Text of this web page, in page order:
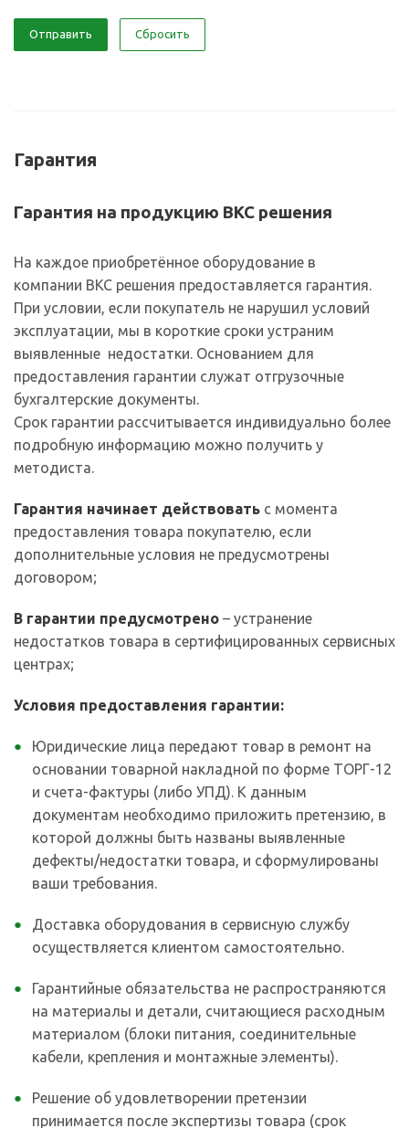
Отправить Сбросить
Гарантия
Гарантия на продукцию ВКС решения
На каждое приобретённое оборудование в
компании ВКС решения предоставляется гарантия.
При условии, если покупатель не нарушил условий
эксплуатации, мы в короткие сроки устраним
выявленные недостатки. Основанием для
предоставления гарантии служат отгрузочные
бухгалтерские документы.
Срок гарантии рассчитывается индивидуально более
подробную информацию можно получить у
методиста.
Гарантия начинает действовать с момента
предоставления товара покупателю, если
дополнительные условия не предусмотрены
договором;
В гарантии предусмотрено – устранение
недостатков товара в сертифицированных сервисных
центрах;
Условия предоставления гарантии:
Юридические лица передают товар в ремонт на
основании товарной накладной по форме ТОРГ-12
и счета-фактуры (либо УПД). К данным
документам необходимо приложить претензию, в
которой должны быть названы выявленные
дефекты/недостатки товара, и сформулированы
ваши требования.
Доставка оборудования в сервисную службу
осуществляется клиентом самостоятельно.
Гарантийные обязательства не распространяются
на материалы и детали, считающиеся расходным
материалом (блоки питания, соединительные
кабели, крепления и монтажные элементы).
Решение об удовлетворении претензии
принимается после экспертизы товара (срок